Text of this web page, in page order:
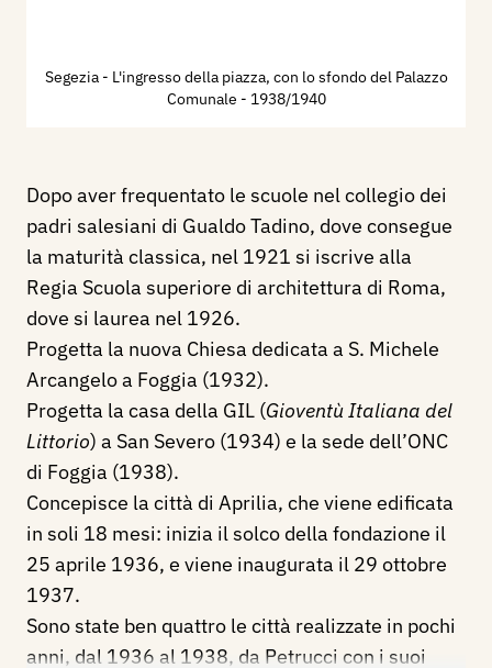
Segezia - L'ingresso della piazza, con lo sfondo del Palazzo
Comunale - 1938/1940
Dopo aver frequentato le scuole nel collegio dei
padri salesiani di Gualdo Tadino, dove consegue
la maturità classica, nel 1921 si iscrive alla
Regia Scuola superiore di architettura di Roma,
dove si laurea nel 1926.
Progetta la nuova Chiesa dedicata a S. Michele
Arcangelo a Foggia (1932).
Progetta la casa della GIL (Gioventù Italiana del
Littorio) a San Severo (1934) e la sede dell’ONC
di Foggia (1938).
Concepisce la città di Aprilia, che viene edificata
in soli 18 mesi: inizia il solco della fondazione il
25 aprile 1936, e viene inaugurata il 29 ottobre
1937.
Sono state ben quattro le città realizzate in pochi
anni, dal 1936 al 1938, da Petrucci con i suoi